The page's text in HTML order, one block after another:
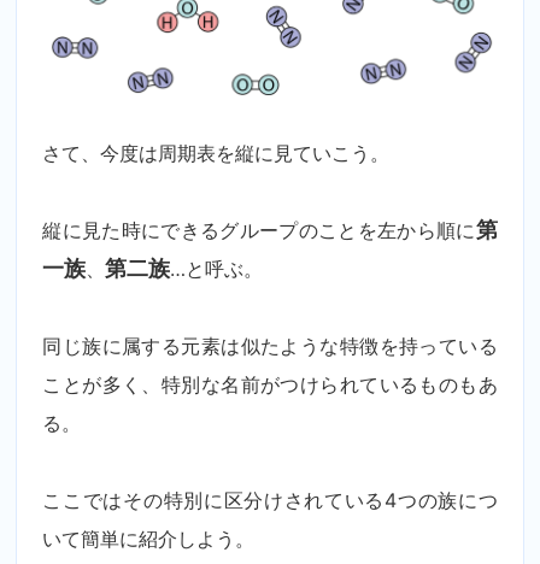
さて、今度は周期表を縦に見ていこう。
縦に見た時にできるグループのことを左から順に第
一族 、第二族…と呼ぶ。
同じ族に属する元素は似たような特徴を持っている
ことが多く、特別な名前がつけられているものもあ
る。
ここではその特別に区分けされている4つの族につ
いて簡単に紹介しよう。